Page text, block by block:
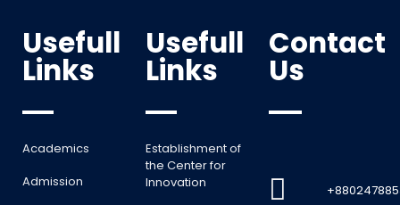
Usefull
Links
Academics
Admission
Usefull
Links
Establishment of
the Center for
Innovation
Contact
Us